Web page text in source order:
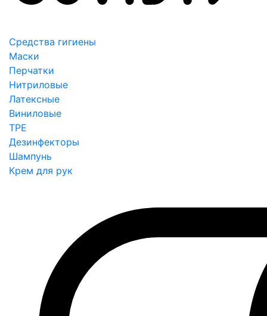
Средства гигиены
Маски
Перчатки
Нитриловые
Латексные
Виниловые
TPE
Дезинфекторы
Шампунь
Крем для рук